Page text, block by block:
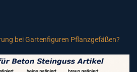
bei Gartenfiguren Pflanzgefäßen?